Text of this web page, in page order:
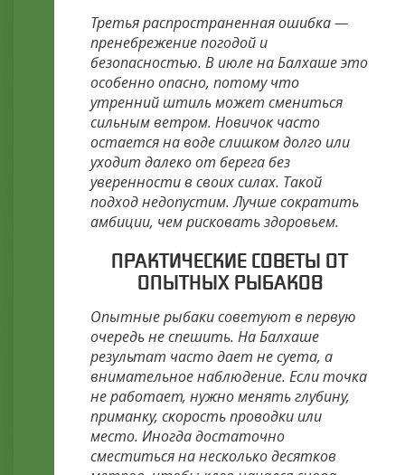
Третья распространенная ошибка —
пренебрежение погодой и
безопасностью. В июле на Балхаше это
особенно опасно, потому что
утренний штиль может смениться
сильным ветром. Новичок часто
остается на воде слишком долго или
уходит далеко от берега без
уверенности в своих силах. Такой
подход недопустим. Лучше сократить
амбиции, чем рисковать здоровьем.
ПРАКТИЧЕСКИЕ СОВЕТЫ ОТ
ОПЫТНЫХ РЫБАКОВ
Опытные рыбаки советуют в первую
очередь не спешить. На Балхаше
результат часто дает не суета, а
внимательное наблюдение. Если точка
не работает, нужно менять глубину,
приманку, скорость проводки или
место. Иногда достаточно
сместиться на несколько десятков